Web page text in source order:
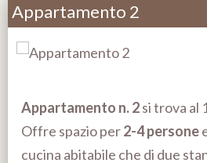
Appartamento 2
Appartamento n. 2si trova al
Offre spazio per2-4 persone
cucina abitabile che di due